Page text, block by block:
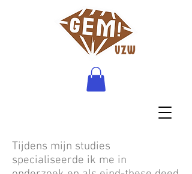
Tijdens mijn studies
specialiseerde ik me in